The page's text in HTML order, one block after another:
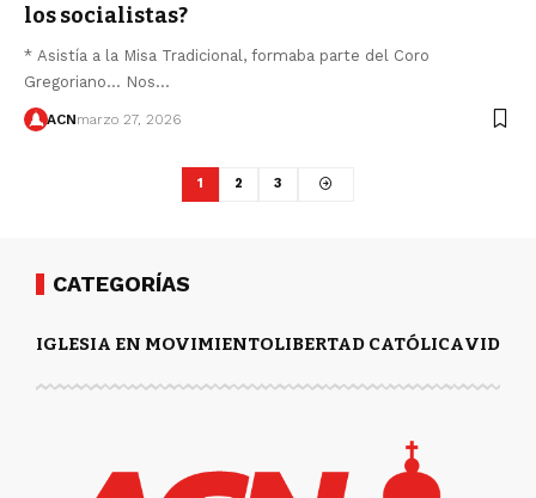
los socialistas?
* Asistía a la Misa Tradicional, formaba parte del Coro
Gregoriano... Nos…
ACNmarzo 27, 2026
1 2 3
CATEGORÍAS
IGLESIA EN MOVIMIENTOLIBERTAD CATÓLICAVIDA